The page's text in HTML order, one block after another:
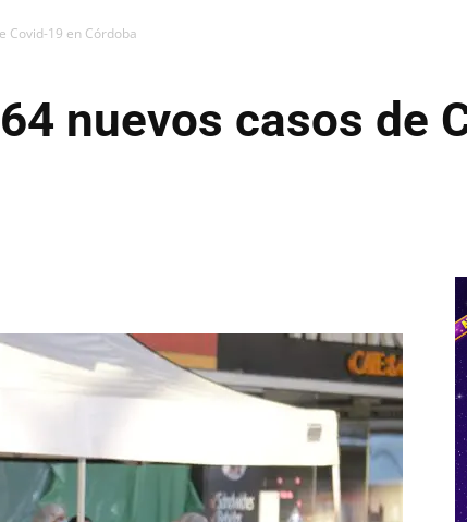
Covid-19 en Córdoba
nuevos casos de